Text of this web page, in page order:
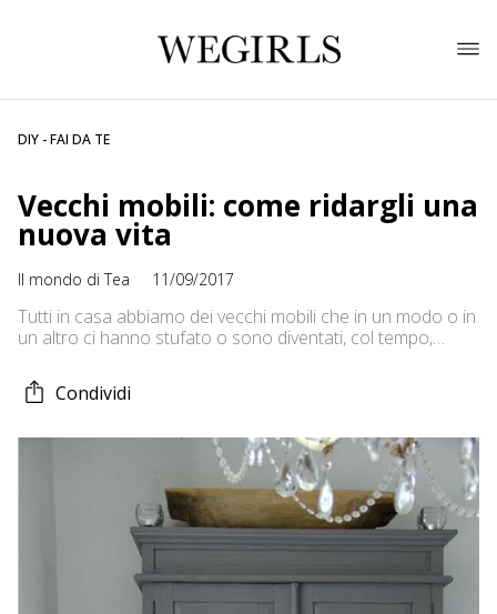
DIY - FAI DA TE
Vecchi mobili: come ridargli una
nuova vita
Il mondo di Tea 11/09/2017
Tutti in casa abbiamo dei vecchi mobili che in un modo o in
un altro ci hanno stufato o sono diventati, col tempo,
si butta via nulla, e tutto può ritornare a nuova e miglior
vita. A questo proposito oggi voglio mostrarvi qualche idea
Condividi